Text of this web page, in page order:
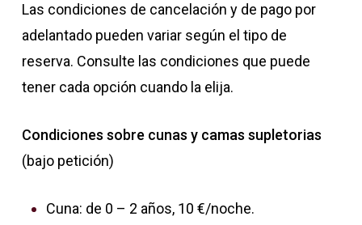
Las condiciones de cancelación y de pago por
adelantado pueden variar según el tipo de
reserva. Consulte las condiciones que puede
tener cada opción cuando la elija.
Condiciones sobre cunas y camas supletorias
(bajo petición)
Cuna: de 0 – 2 años, 10 €/noche.